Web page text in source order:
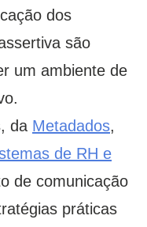
dos
são
um ambiente de
da Metadados,
de RH e
de comunicação
práticas